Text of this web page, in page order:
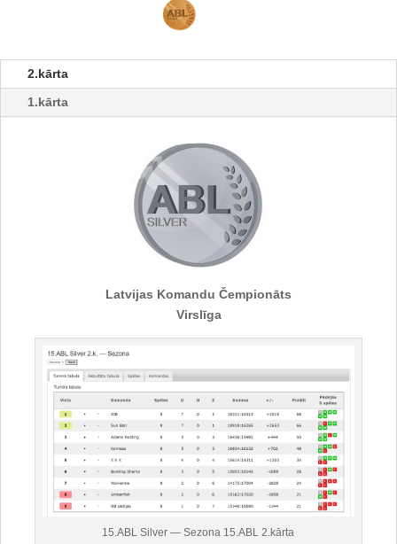
2.kārta
1.kārta
Latvijas Komandu Čempionāts
Virslīga
15.ABL Silver — Sezona 15.ABL 2.kārta